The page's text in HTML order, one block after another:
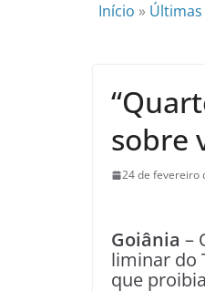
Início »
sobre
24 de fevereiro
Goiânia –
liminar do
que